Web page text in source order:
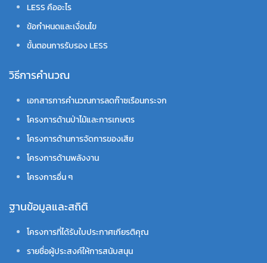
LESS คืออะไร
ข้อกำหนดและเงื่อนไข
ขั้นตอนการรับรอง LESS
วิธีการคำนวณ
เอกสารการคำนวณการลดก๊าซเรือนกระจก
โครงการด้านป่าไม้และการเกษตร
โครงการด้านการจัดการของเสีย
โครงการด้านพลังงาน
โครงการอื่น ๆ
ฐานข้อมูลและสถิติ
โครงการที่ได้รับใบประกาศเกียรติคุณ
รายชื่อผู้ประสงค์ให้การสนับสนุน